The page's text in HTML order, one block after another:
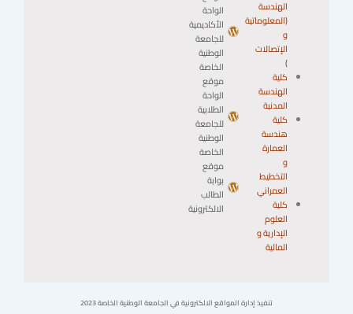
الهندسة
(المعلوماتية
الإتصالات
كلية
الهندسة
المدنية
كلية
هندسة
العمارة
التخطيط
العمراني
كلية
العلوم
الإدارية و
المالية
الواحة
الأكاديمية
للجامعة
الوطنية
الخاصة
موقع
الواحة
الطلابية
للجامعة
الوطنية
الخاصة
موقع
بوابة
الطالب
الالكترونية
تنفيذ إدارة المواقع الالكترونية في الجامعة الوطنية الخاصة 2023